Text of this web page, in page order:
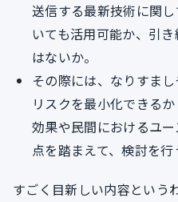
送信する最新技術に関
いても活用可能か、引
はないか。
その際には、なりすま
リスクを最小化できる
効果や民間におけるユ
点を踏まえて、検討を行
すごく目新しい内容という